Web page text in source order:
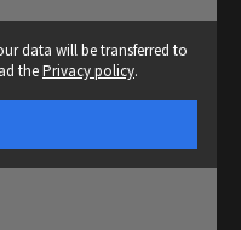
data will be transferred to
thePrivacy policy.